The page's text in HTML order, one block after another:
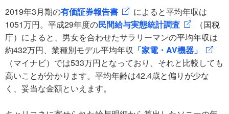
2019年3月期の有価証券報告書
によると平均年収は
1051万円。平成29年度の民間給与実態統計調査
（国税
庁）によると、男女を合わせたサラリーマンの平均年収は
約432万円、業種別モデル平均年収 「家電・AV機器」
（マイナビ）では533万円となっており、それと比較しても
高いことが分かります。平均年齢は42.4歳と偏りが少な
く、妥当な金額といえます。